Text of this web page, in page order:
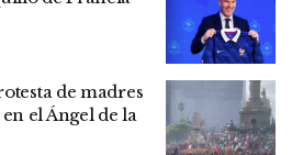
de madres
el Ángel de la